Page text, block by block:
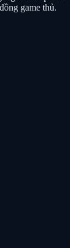
game thủ.